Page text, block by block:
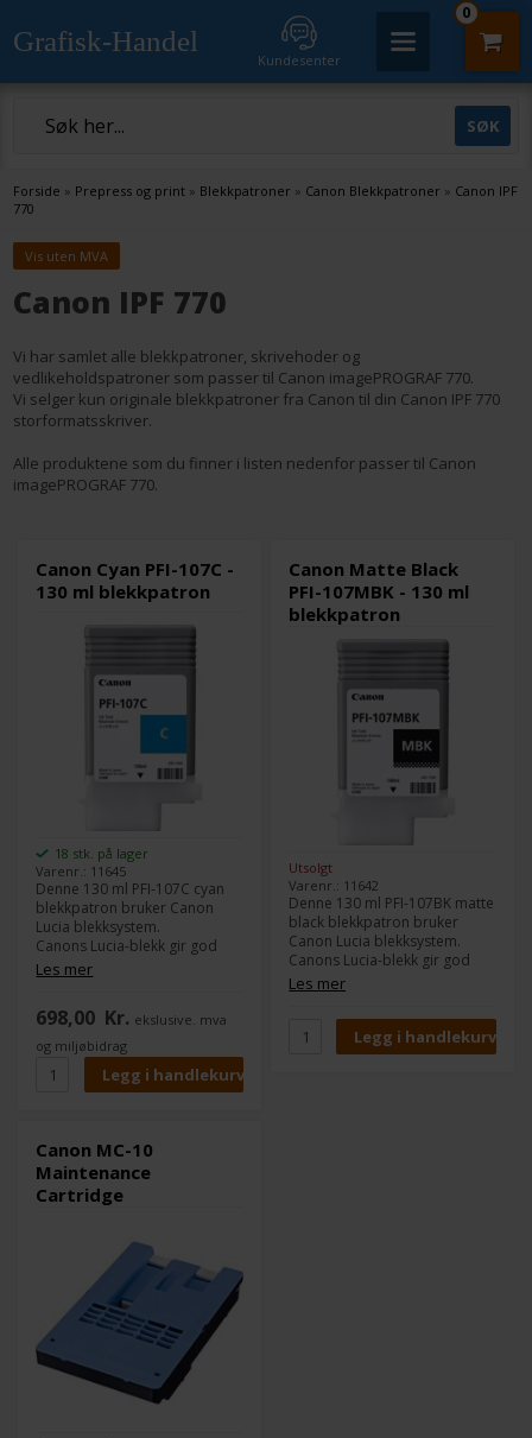
Grafisk-Handel
Kundesenter
0
Forside » Prepress og print » Blekkpatroner » Canon Blekkpatroner » Canon IPF
770
Vis uten MVA
Canon IPF 770
Vi har samlet alle blekkpatroner, skrivehoder og
vedlikeholdspatroner som passer til Canon imagePROGRAF 770.
Vi selger kun originale blekkpatroner fra Canon til din Canon IPF 770
storformatsskriver.
Alle produktene som du finner i listen nedenfor passer til Canon
imagePROGRAF 770.
Canon Cyan PFI-107C -
130 ml blekkpatron
18 stk. på lager
Varenr.: 11645
Denne 130 ml PFI-107C cyan
blekkpatron bruker Canon
Lucia blekksystem.
Canons Lucia-blekk gir god
utskriftskvalitet og holdbarhet.
Type:Canon Lucia
Farge:Cyan
Kompatible med følgende
skrivere:
Les mer
698,00 Kr. ekslusive. mva
og miljøbidrag
Canon Matte Black
PFI-107MBK - 130 ml
blekkpatron
Utsolgt
Varenr.: 11642
Denne 130 ml PFI-107BK matte
black blekkpatron bruker
Canon Lucia blekksystem.
Canons Lucia-blekk gir god
utskriftskvalitet og holdbarhet.
Innhold:130 ml
Type:
Canon Lucia
Farge:Matte Black
Les mer
Canon MC-10
Maintenance
Cartridge